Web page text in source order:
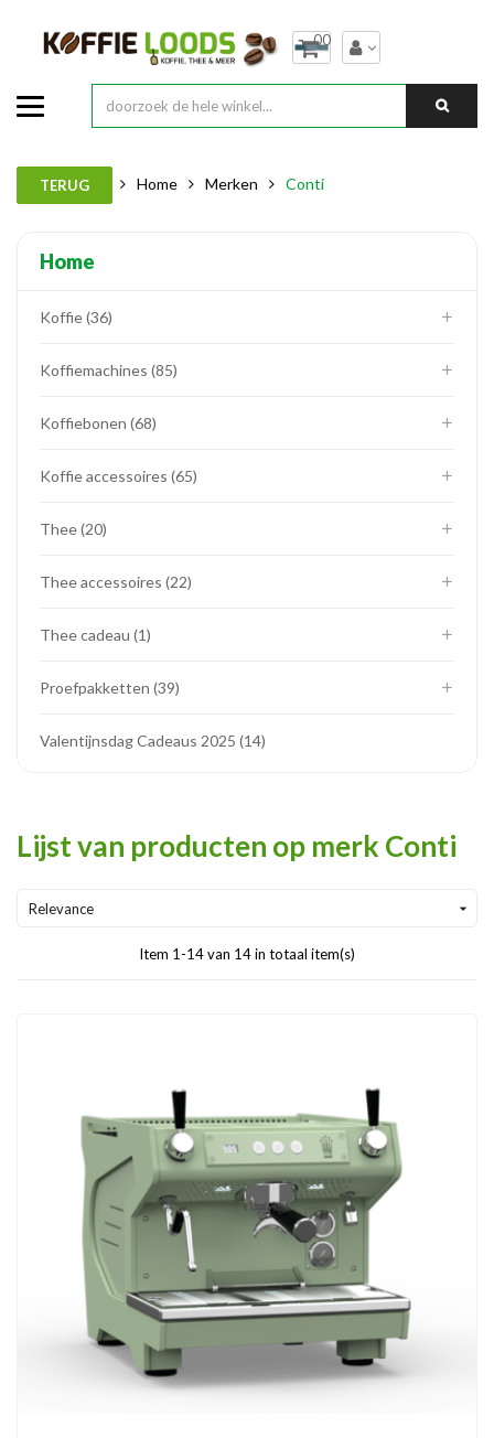
00
TERUG Home Merken Conti
Home
Koffie 36
Koffiemachines 85
Koffiebonen 68
Koffie accessoires 65
Thee 20
Thee accessoires 22
Thee cadeau 1
Proefpakketten 39
Valentijnsdag Cadeaus 2025 14
Lijst van producten op merk Conti
Relevance 
Item 1-14 van 14 in totaal item(s)